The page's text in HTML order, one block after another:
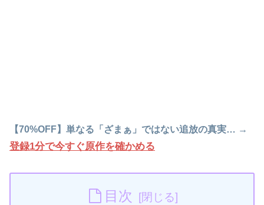
【70%OFF】単なる「ざまぁ」ではない追放の真実… →
登録1分で今すぐ原作を確かめる
目次